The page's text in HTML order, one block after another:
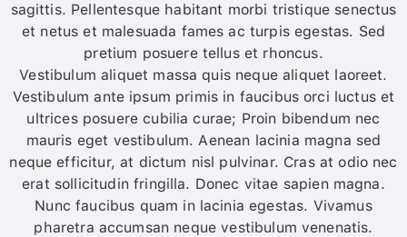
sagittis. Pellentesque habitant morbi tristique senectus
et netus et malesuada fames ac turpis egestas. Sed
pretium posuere tellus et rhoncus.
Vestibulum aliquet massa quis neque aliquet laoreet.
Vestibulum ante ipsum primis in faucibus orci luctus et
ultrices posuere cubilia curae; Proin bibendum nec
mauris eget vestibulum. Aenean lacinia magna sed
neque efficitur, at dictum nisl pulvinar. Cras at odio nec
erat sollicitudin fringilla. Donec vitae sapien magna.
Nunc faucibus quam in lacinia egestas. Vivamus
pharetra accumsan neque vestibulum venenatis.